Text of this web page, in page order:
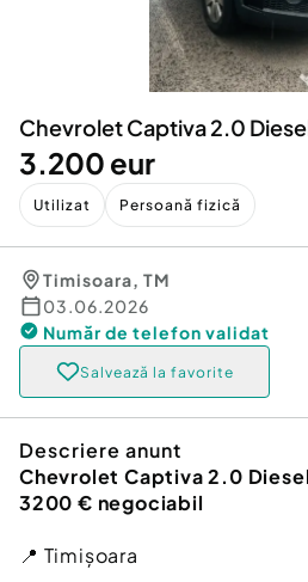
Animale de companie
Afaceri și echipamente
Inchiriere Bunuri si Vehicule
Utilaje agricole si industriale
Piese auto si accesorii
Chevrolet Captiva 2.0
3.200 eur
Utilizat Persoană fizică
Timisoara, TM
03.06.2026
Număr de telefon validat
Salvează la favorite
Descriere anunt
Chevrolet Captiva 2.0
3200 € negociabil
📍 Timișoara